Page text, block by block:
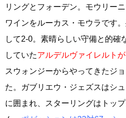
リングとフォーデン。モウリー
ワインをルーカス・モウラです
して2-0。素晴らしい守備と的確
していたアルデルヴァイレルト
スウォンジーからやってきたジ
た。ガブリエウ・ジェズスはシ
に囲まれ、スターリングはトッ